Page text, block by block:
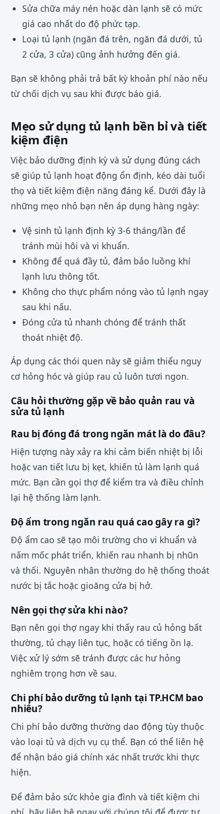
Sửa chữa máy nén hoặc dàn lạnh sẽ có mức
giá cao nhất do độ phức tạp.
Loại tủ lạnh (ngăn đá trên, ngăn đá dưới, tủ
2 cửa, 3 cửa) cũng ảnh hưởng đến giá.
Bạn sẽ không phải trả bất kỳ khoản phí nào nếu
từ chối dịch vụ sau khi được báo giá.
Mẹo sử dụng tủ lạnh bền bỉ và tiết
kiệm điện
Việc bảo dưỡng định kỳ và sử dụng đúng cách
sẽ giúp tủ lạnh hoạt động ổn định, kéo dài tuổi
thọ và tiết kiệm điện năng đáng kể. Dưới đây là
những mẹo nhỏ bạn nên áp dụng hàng ngày:
Vệ sinh tủ lạnh định kỳ 3-6 tháng/lần để
tránh mùi hôi và vi khuẩn.
Không để quá đầy tủ, đảm bảo luồng khí
lạnh lưu thông tốt.
Không cho thực phẩm nóng vào tủ lạnh ngay
sau khi nấu.
Đóng cửa tủ nhanh chóng để tránh thất
thoát nhiệt độ.
Áp dụng các thói quen này sẽ giảm thiểu nguy
cơ hỏng hóc và giúp rau củ luôn tươi ngon.
Câu hỏi thường gặp về bảo quản rau và
sửa tủ lạnh
Rau bị đóng đá trong ngăn mát là do đâu?
Hiện tượng này xảy ra khi cảm biến nhiệt bị lỗi
hoặc van tiết lưu bị kẹt, khiến tủ làm lạnh quá
mức. Bạn cần gọi thợ để kiểm tra và điều chỉnh
lại hệ thống làm lạnh.
Độ ẩm trong ngăn rau quá cao gây ra gì?
Độ ẩm cao sẽ tạo môi trường cho vi khuẩn và
nấm mốc phát triển, khiến rau nhanh bị nhũn
và thối. Nguyên nhân thường do hệ thống thoát
nước bị tắc hoặc gioăng cửa bị hở.
Nên gọi thợ sửa khi nào?
Bạn nên gọi thợ ngay khi thấy rau củ hỏng bất
thường, tủ chạy liên tục, hoặc có tiếng ồn lạ.
Việc xử lý sớm sẽ tránh được các hư hỏng
nghiêm trọng hơn về sau.
Chi phí bảo dưỡng tủ lạnh tại TP.HCM bao
nhiêu?
Chi phí bảo dưỡng thường dao động tùy thuộc
vào loại tủ và dịch vụ cụ thể. Bạn có thể liên hệ
để nhận báo giá chính xác nhất trước khi thực
hiện.
Để đảm bảo sức khỏe gia đình và tiết kiệm chi